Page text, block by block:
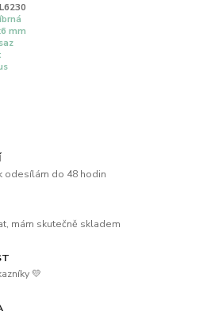
mm
odesílám do 48 hodin
mám skutečně skladem
💛